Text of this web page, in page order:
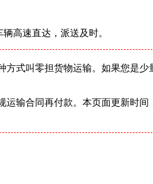
高速直达，派送及时。
式叫零担货物运输。如果您是少
输合同再付款。本页面更新时间